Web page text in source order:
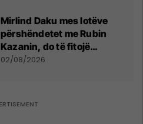
Mirlind Daku mes lotëve
përshëndetet me Rubin
Kazanin, do të fitojë
miliona te Spartak Moska
02/08/2026